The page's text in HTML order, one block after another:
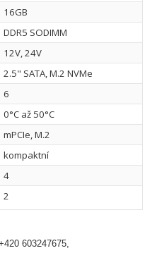
16GB
DDR5 SODIMM
12V, 24V
2.5" SATA, M.2 NVMe
6
0°C až 50°C
mPCIe, M.2
kompaktní
4
2
603247675,